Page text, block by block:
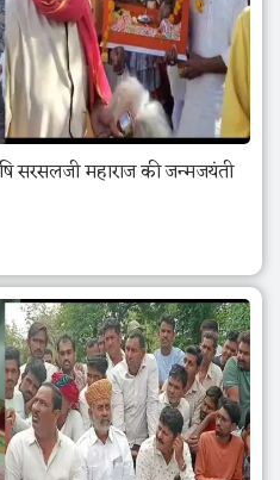
सरसलजी महाराज की जन्मजयंती